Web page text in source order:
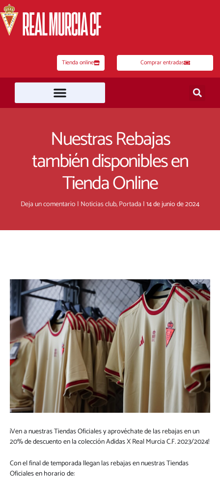
al
contenido
Tienda online Comprar entradas
Nuestras Rebajas
también disponibles en
Tienda Online
Deja un comentario | Noticias club,Portada |14 de junio de 2024
¡Ven a nuestras Tiendas Oficiales y aprovéchate de las rebajas en un
20% de descuento en la colección Adidas X Real Murcia C.F. 2023/2024!
Con el final de temporada llegan las rebajas en nuestras Tiendas
Oficiales en horario de: